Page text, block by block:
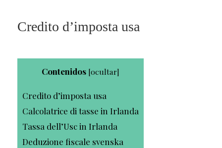
Credito d’imposta usa
Contenidos [ocultar]
Credito d’imposta usa
Calcolatrice di tasse in Irlanda
Tassa dell’Usc in Irlanda
Deduzione fiscale svenska